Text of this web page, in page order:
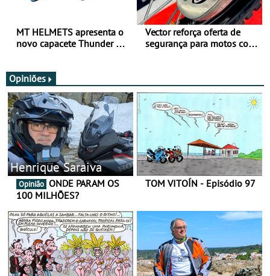
MT HELMETS apresenta o
novo capacete Thunder 4 R
Vector reforça oferta de
segurança para motos com
Opiniões
Henrique Saraiva
Opinião
100 MILHÕES?
TOM VITOÍN - Episódio 97